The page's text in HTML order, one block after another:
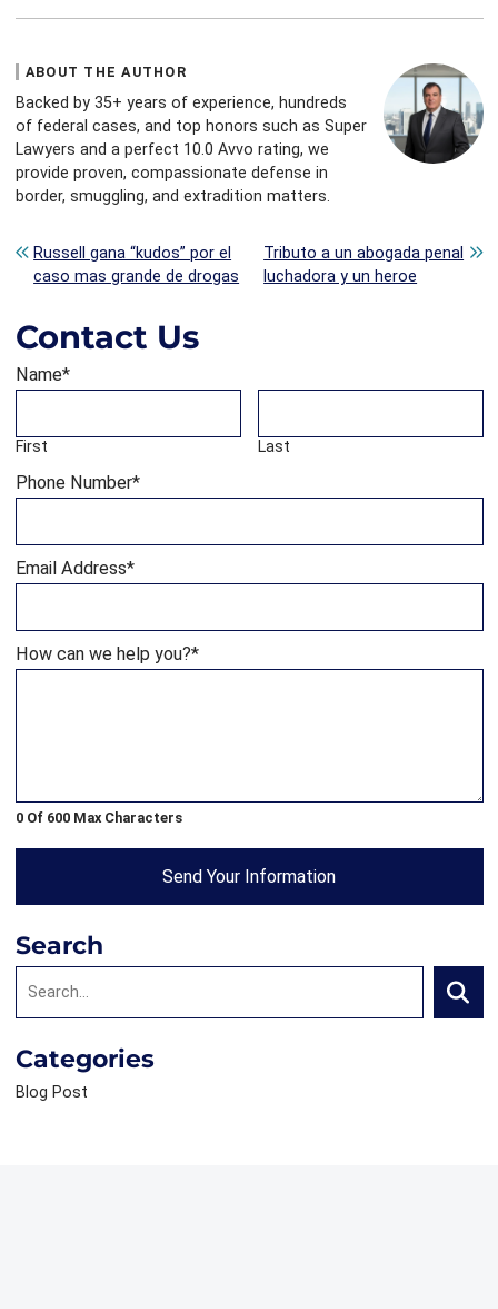
ABOUT THE AUTHOR
Backed by 35+ years of experience, hundreds
of federal cases, and top honors such as Super
Lawyers and a perfect 10.0 Avvo rating, we
provide proven, compassionate defense in
border, smuggling, and extradition matters.
Post navigation
Russell gana “kudos” por el
caso mas grande de drogas
Tributo a un abogada penal
luchadora y un heroe
Search
Categories
Blog Post
Contact Us
Name*
First Last
Phone Number*
Email Address*
How can we help you?*
0 Of 600 Max Characters
Send Your Information